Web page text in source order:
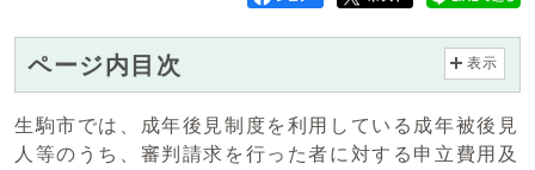
ページ内目次 表示
生駒市では、成年後見制度を利用している成年被後見
人等のうち、審判請求を行った者に対する申立費用及